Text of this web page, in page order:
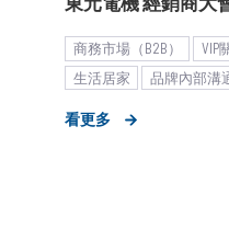
商務市場（B2B） VIP
生活居家
品牌內部溝
看更多